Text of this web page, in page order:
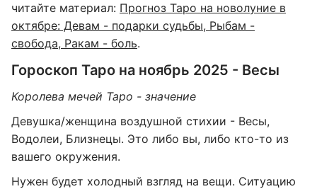
читайте материал: Прогноз Таро на новолуние в
октябре: Девам - подарки судьбы, Рыбам -
свобода, Ракам - боль.
Гороскоп Таро на ноябрь 2025 - Весы
Королева мечей Таро - значение
Девушка/женщина воздушной стихии - Весы,
Водолеи, Близнецы. Это либо вы, либо кто-то из
вашего окружения.
Нужен будет холодный взгляд на вещи. Ситуацию